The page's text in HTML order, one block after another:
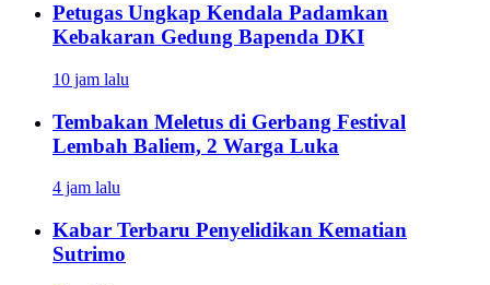
Petugas Ungkap Kendala Padamkan
Kebakaran Gedung Bapenda DKI
10 jam lalu
Tembakan Meletus di Gerbang Festival
Lembah Baliem, 2 Warga Luka
4 jam lalu
Kabar Terbaru Penyelidikan Kematian
Sutrimo